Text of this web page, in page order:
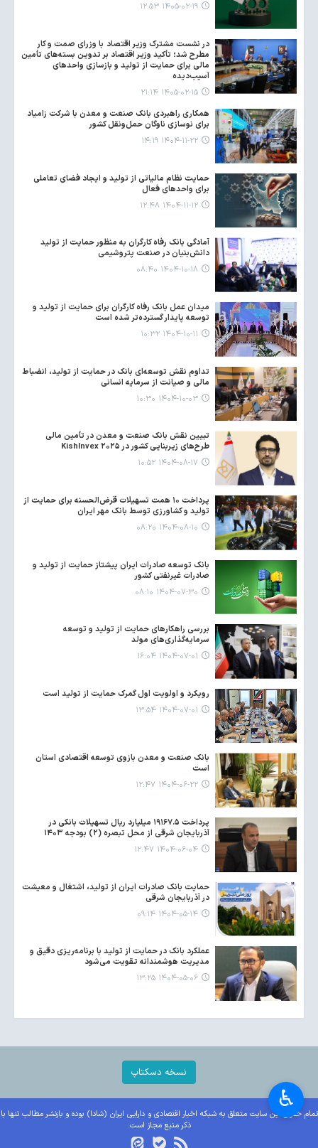
۱۴۰۵-۰۲-۱۹ ۱۲:۵۳
در نشست مشترک وزیر اقتصاد با وزرای صمت و کار
مطرح شد؛ تأکید وزیر اقتصاد بر تدوین بسته‌های تأمین
مالی برای حمایت از تولید و بازسازی واحدهای
آسیب‌دیده
۱۴۰۵-۰۲-۱۵ ۲۱:۱۴
همکاری راهبردی بانک صنعت و معدن با شرکت زامیاد
برای نوسازی ناوگان حمل‌ونقل کشور
۱۴۰۴-۱۱-۲۲ ۱۴:۱۹
حمایت نظام مالیاتی از تولید و ایجاد فضای تعاملی
برای واحدهای فعال
۱۴۰۴-۱۱-۱۲ ۱۲:۴۸
آمادگی بانک رفاه کارگران به منظور حمایت از تولید
دانش‌بنیان در صنعت پتروشیمی
۱۴۰۴-۱۰-۱۸ ۰۸:۴۰
میدان عمل بانک رفاه کارگران برای حمایت از تولید و
توسعه پایدار گسترده‌تر شده است
۱۴۰۴-۱۰-۱۱ ۱۰:۳۲
تداوم نقش توسعه‌ای بانک در حمایت از تولید، انضباط
مالی و صیانت از سرمایه انسانی
۱۴۰۴-۱۰-۰۳ ۱۰:۳۰
تبیین نقش بانک صنعت و معدن در تأمین مالی
طرح‌های زیربنایی کشور در KishInvex ۲۰۲۵
۱۴۰۴-۰۸-۱۷ ۱۰:۵۲
پرداخت ۱۰ همت تسهیلات قرض‌الحسنه برای حمایت از
تولید و کشاورزی توسط بانک مهر ایران
۱۴۰۴-۰۸-۱۰ ۰۸:۲۰
بانک توسعه صادرات ایران پیشتاز حمایت از تولید و
صادرات غیرنفتی کشور
۱۴۰۴-۰۷-۳۰ ۰۸:۱۰
بررسی راهکارهای حمایت از تولید و توسعه
سرمایه‌گذاری‌های مولد
۱۴۰۴-۰۷-۰۱ ۱۶:۰۴
رویکرد و اولویت اول گمرک حمایت از تولید است
۱۴۰۴-۰۷-۰۱ ۱۳:۵۴
بانک صنعت و معدن بازوی توسعه اقتصادی استان
است
۱۴۰۴-۰۶-۲۲ ۱۲:۴۷
پرداخت ۱۹۱۶۷.۵ میلیارد ریال تسهیلات بانکی در
آذربایجان شرقی از محل تبصره (۲) بودجه ۱۴۰۳
۱۴۰۴-۰۶-۰۴ ۱۲:۴۷
حمایت بانک صادرات ایران از تولید، اشتغال و معیشت
در آذربایجان شرقی
۱۴۰۴-۰۵-۱۴ ۰۹:۱۴
عملکرد بانک در حمایت از تولید با برنامه‌ریزی دقیق و
مدیریت هوشمندانه تقویت می‌شود
۱۴۰۴-۰۵-۰۶ ۱۳:۲۵
نسخه دسکتاپ
تمام حقوق این سایت متعلق به شبکه اخبار اقتصادی و دارایی ایران (شادا) بوده و بازنشر مطالب تنها با
ذکر منبع مجاز است.
♿︎